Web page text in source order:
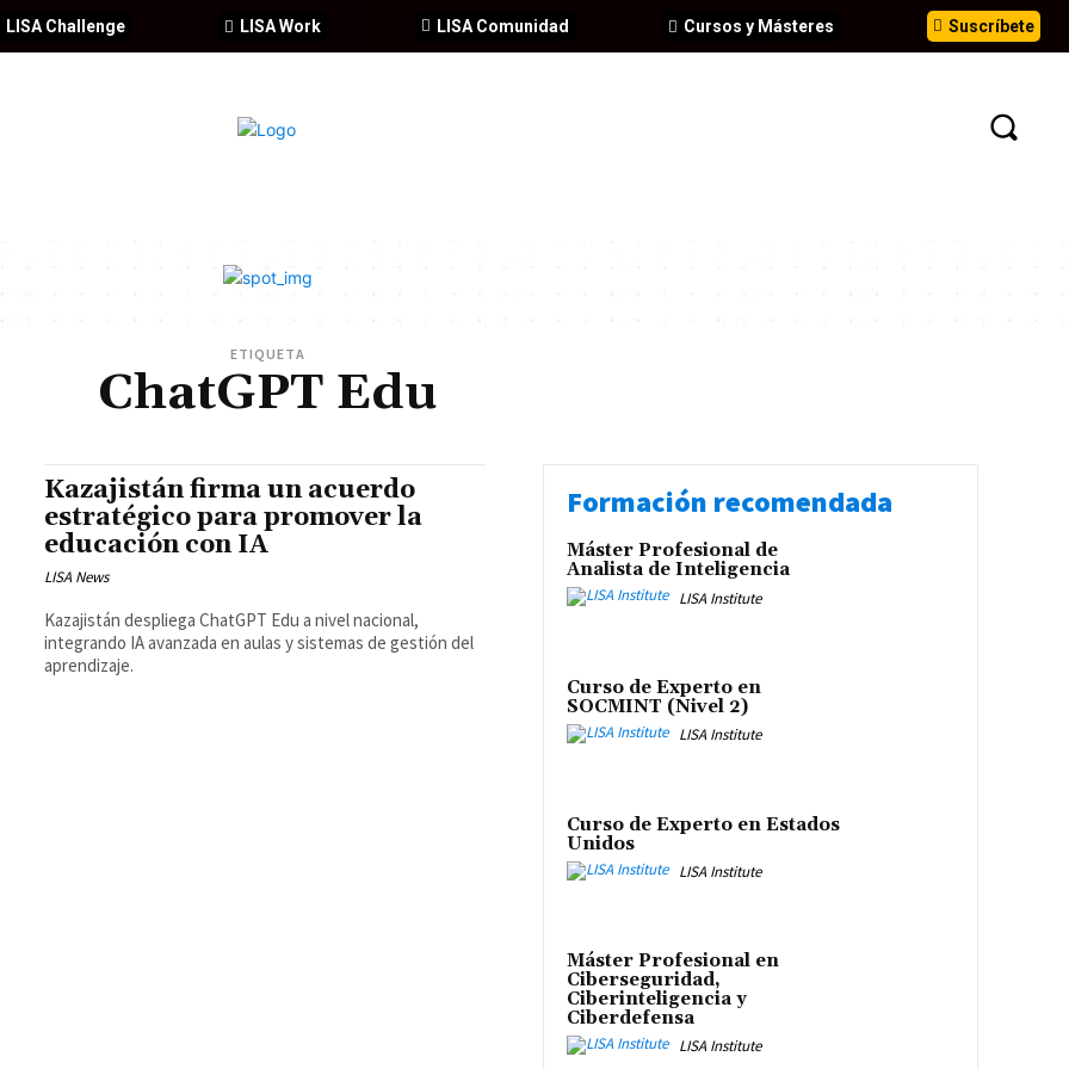
Suscríbete
Cursos y Másteres
LISA Comunidad
LISA Work
LISA Challenge
ETIQUETA
ChatGPT Edu
Kazajistán firma un acuerdo
estratégico para promover la
educación con IA
LISA News
Kazajistán despliega ChatGPT Edu a nivel nacional,
integrando IA avanzada en aulas y sistemas de gestión del
aprendizaje.
Formación recomendada
Máster Profesional de
Analista de Inteligencia
LISA Institute
Curso de Experto en
SOCMINT (Nivel 2)
LISA Institute
Curso de Experto en Estados
Unidos
LISA Institute
Máster Profesional en
Ciberseguridad,
Ciberinteligencia y
Ciberdefensa
LISA Institute